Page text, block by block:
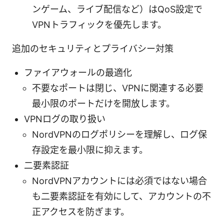
ンゲーム、ライブ配信など）はQoS設定で
VPNトラフィックを優先します。
追加のセキュリティとプライバシー対策
ファイアウォールの最適化
不要なポートは閉じ、VPNに関連する必要
最小限のポートだけを開放します。
VPNログの取り扱い
NordVPNのログポリシーを理解し、ログ保
存設定を最小限に抑えます。
二要素認証
NordVPNアカウントには必須ではない場合
も二要素認証を有効にして、アカウントの不
正アクセスを防ぎます。